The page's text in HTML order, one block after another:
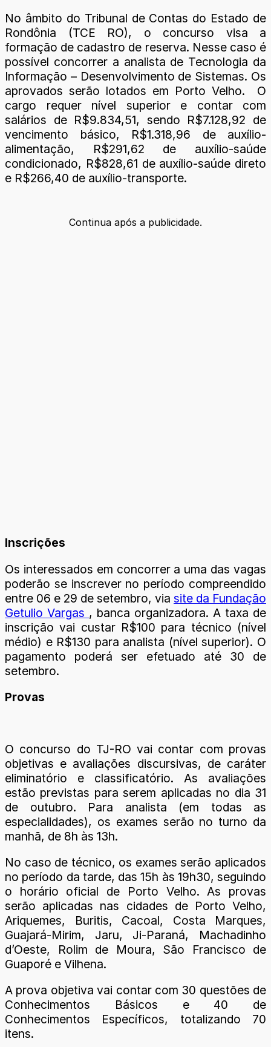
No âmbito do Tribunal de Contas do Estado de
Rondônia (TCE RO), o concurso visa a
formação de cadastro de reserva. Nesse caso é
possível concorrer a analista de Tecnologia da
Informação – Desenvolvimento de Sistemas. Os
aprovados serão lotados em Porto Velho. O
cargo requer nível superior e contar com
salários de R$9.834,51, sendo R$7.128,92 de
vencimento básico, R$1.318,96 de auxílio-
alimentação, R$291,62 de auxílio-saúde
condicionado, R$828,61 de auxílio-saúde direto
e R$266,40 de auxílio-transporte.
Continua após a publicidade.
Inscrições
Os interessados em concorrer a uma das vagas
poderão se inscrever no período compreendido
entre 06 e 29 de setembro, via site da Fundação
Getulio Vargas , banca organizadora. A taxa de
inscrição vai custar R$100 para técnico (nível
médio) e R$130 para analista (nível superior). O
pagamento poderá ser efetuado até 30 de
setembro.
Provas
O concurso do TJ-RO vai contar com provas
objetivas e avaliações discursivas, de caráter
eliminatório e classificatório. As avaliações
estão previstas para serem aplicadas no dia 31
de outubro. Para analista (em todas as
especialidades), os exames serão no turno da
manhã, de 8h às 13h.
No caso de técnico, os exames serão aplicados
no período da tarde, das 15h às 19h30, seguindo
o horário oficial de Porto Velho. As provas
serão aplicadas nas cidades de Porto Velho,
Ariquemes, Buritis, Cacoal, Costa Marques,
Guajará-Mirim, Jaru, Ji-Paraná, Machadinho
d’Oeste, Rolim de Moura, São Francisco de
Guaporé e Vilhena.
A prova objetiva vai contar com 30 questões de
Conhecimentos Básicos e 40 de
Conhecimentos Específicos, totalizando 70
itens.